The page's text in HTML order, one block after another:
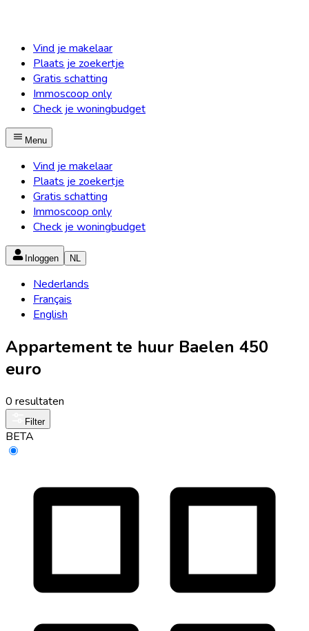
Vind je makelaar
Plaats je zoekertje
Gratis schatting
Immoscoop only
Check je woningbudget
Menu
Vind je makelaar
Plaats je zoekertje
Gratis schatting
Immoscoop only
Check je woningbudget
Inloggen NL
Nederlands
Français
English
Appartement te huur Baelen 450
euro
0 resultaten
Filter
BETA